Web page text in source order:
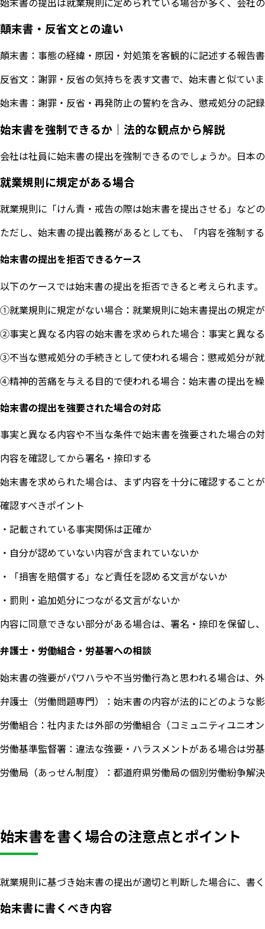
顛末書・反省文との違い
顛末書：事態の経緯・原因・対処策を客観的に記述する報告
反省文：謝罪・反省の気持ちを表す文書で、始末書と似てい
始末書：謝罪・反省・再発防止の誓約を含み、懲戒処分の記
始末書を強制できるか｜法的な観点から解説
会社は社員に始末書の提出を強制できるのでしょうか。日本
就業規則に規定がある場合
就業規則に「けん責・戒告の際は始末書を提出させる」など
ただし、始末書の提出義務があるとしても、「内容を強制す
始末書の提出を拒否できるケース
以下のケースでは始末書の提出を拒否できると考えられます。
①就業規則に規定がない場合：就業規則に始末書提出の規定
②事実と異なる内容の始末書を求められた場合：事実と異な
③不当な懲戒処分の手続きとして使われる場合：懲戒処分が
④精神的苦痛を与える目的で使われる場合：始末書の提出を
始末書の提出を強要された場合の対応
事実と異なる内容や不当な条件で始末書を強要された場合の
内容を確認してから署名・捺印する
始末書を求められた場合は、まず内容を十分に確認すること
確認すべきポイント
・記載されている事実関係は正確か
・自分が認めていない内容が含まれていないか
・「損害を賠償する」など責任を認める文言がないか
・罰則・追加処分につながる文言がないか
内容に同意できない部分がある場合は、署名・捺印を保留し
弁護士・労働組合・労基署への相談
始末書の強要がパワハラや不当労働行為と思われる場合は、
弁護士（労働問題専門）：始末書の内容が法的にどのような
労働組合：社内または外部の労働組合（コミュニティユニオ
労働基準監督署：違法な強要・ハラスメントがある場合は労
労働局（あっせん制度）：都道府県労働局の個別労働紛争解
始末書を書く場合の注意点とポイント
就業規則に基づき始末書の提出が適切と判断した場合に、書
始末書に書くべき内容